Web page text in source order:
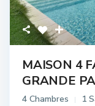
MAISON 4
GRANDE
4 Chambres 1